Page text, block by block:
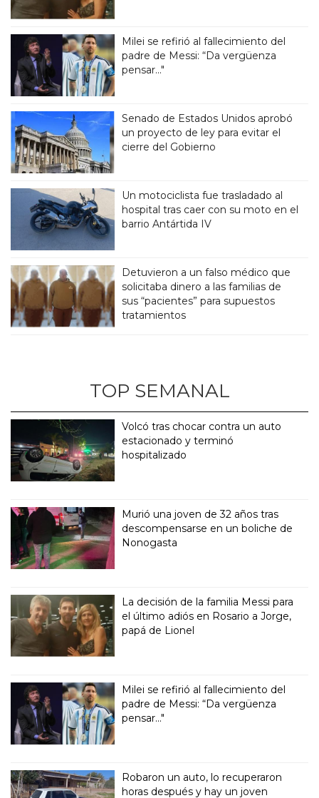
Milei se refirió al fallecimiento del
padre de Messi: “Da vergüenza
pensar..."
Senado de Estados Unidos aprobó
un proyecto de ley para evitar el
cierre del Gobierno
Un motociclista fue trasladado al
hospital tras caer con su moto en el
barrio Antártida IV
Detuvieron a un falso médico que
solicitaba dinero a las familias de
sus “pacientes” para supuestos
tratamientos
TOP SEMANAL
Volcó tras chocar contra un auto
estacionado y terminó
hospitalizado
Murió una joven de 32 años tras
descompensarse en un boliche de
Nonogasta
La decisión de la familia Messi para
el último adiós en Rosario a Jorge,
papá de Lionel
Milei se refirió al fallecimiento del
padre de Messi: “Da vergüenza
pensar..."
Robaron un auto, lo recuperaron
horas después y hay un joven